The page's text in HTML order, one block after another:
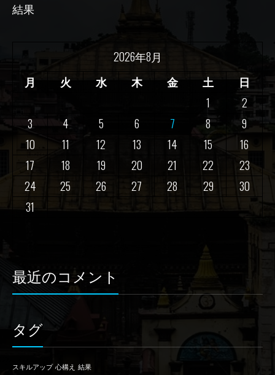
結果
2026年8月
月
火 水 木 金 土
日
1
2
3
4 5 6 7 8
9
10
11 12 13 14 15
16
17
18 19 20 21 22
23
24
25 26 27 28 29
30
31
最近のコメント
タグ
スキルアップ 心構え 結果